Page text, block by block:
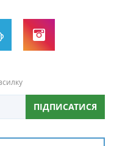
ПІДПИСАТИСЯ